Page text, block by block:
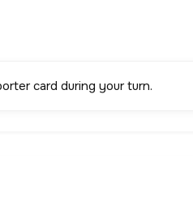
card during your turn.